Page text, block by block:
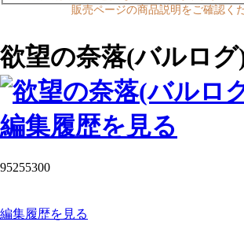
販売ページの商品説明をご確認く
欲望の奈落(バルログ
編集履歴を見る
95255300
編集履歴を見る